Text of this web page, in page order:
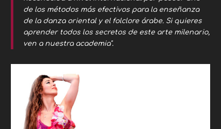
de los métodos más efectivos para la enseñanza
de la danza oriental y el folclore árabe. Si quieres
aprender todos los secretos de este arte milenario,
ven a nuestra academia".